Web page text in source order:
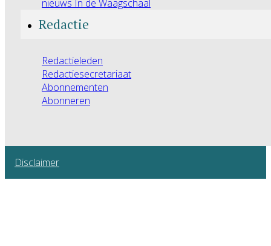
nieuws In de Waagschaal
Redactie
Redactieleden
Redactiesecretariaat
Abonnementen
Abonneren
Disclaimer